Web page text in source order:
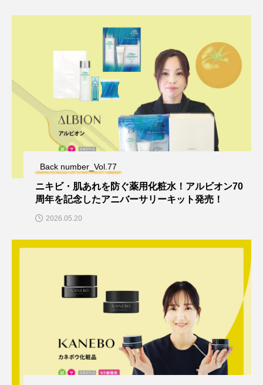
Back number_Vol.77
ニキビ・肌あれを防ぐ薬用化粧水！アルビオン70
周年を記念したアニバーサリーキット発売！
2026.05.20